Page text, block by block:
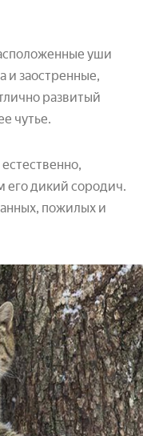
уши
и заостренные,
развитый
чутье.
его дикий сородич.
пожилых и